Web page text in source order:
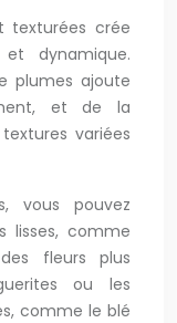
texturées crée
dynamique.
plumes ajoute
et de la
variées
vous pouvez
lisses, comme
fleurs plus
ou les
comme le blé